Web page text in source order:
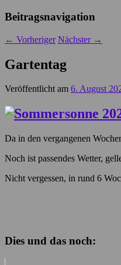
Beitragsnavigation
← Vorheriger Nächster →
Gartentag
Veröffentlicht am 6. August
Da in den vergangenen
Noch ist passendes Wetter,
Nicht vergessen, in rund 6
Dies und das noch: